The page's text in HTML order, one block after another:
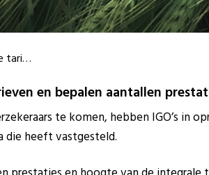
tari…
en bepalen aantallen
te komen, hebben IGO’s in
die heeft vastgesteld.